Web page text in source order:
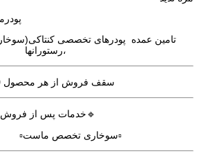
تامین عمده پودرهای تخصصی
،رستورانها
سقف فروش از هر محصول 10کیلو
🔹خدمات پس از فروش
▫سوخاری تخصص ماست▫